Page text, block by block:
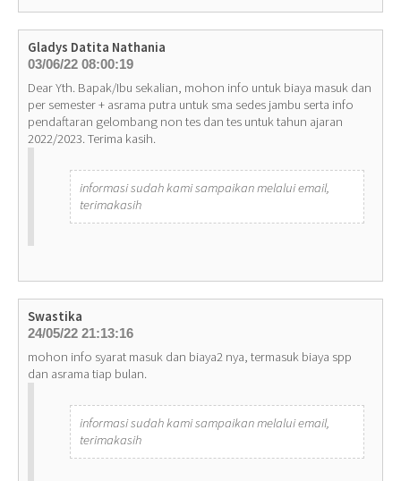
Gladys Datita Nathania
03/06/22 08:00:19
Dear Yth. Bapak/Ibu sekalian, mohon info untuk biaya masuk dan
per semester + asrama putra untuk sma sedes jambu serta info
pendaftaran gelombang non tes dan tes untuk tahun ajaran
2022/2023. Terima kasih.
informasi sudah kami sampaikan melalui email,
terimakasih
Swastika
24/05/22 21:13:16
mohon info syarat masuk dan biaya2 nya, termasuk biaya spp
dan asrama tiap bulan.
informasi sudah kami sampaikan melalui email,
terimakasih